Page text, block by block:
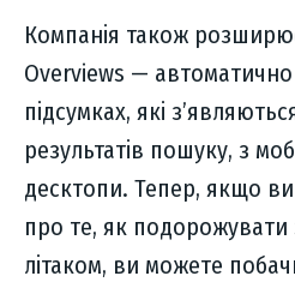
Компанія також
Overviews —
підсумках, які
результатів пошуку, з
десктопи. Тепер, якщо
про те, як
літаком, ви можете